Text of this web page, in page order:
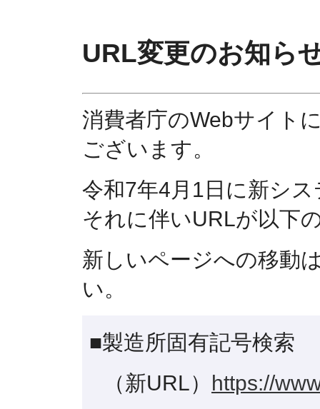
URL変更のお知ら
消費者庁のWebサイト
ございます。
令和7年4月1日に新シ
それに伴いURLが以下
新しいページへの移動
い。
■製造所固有記号検索
（新URL） https://